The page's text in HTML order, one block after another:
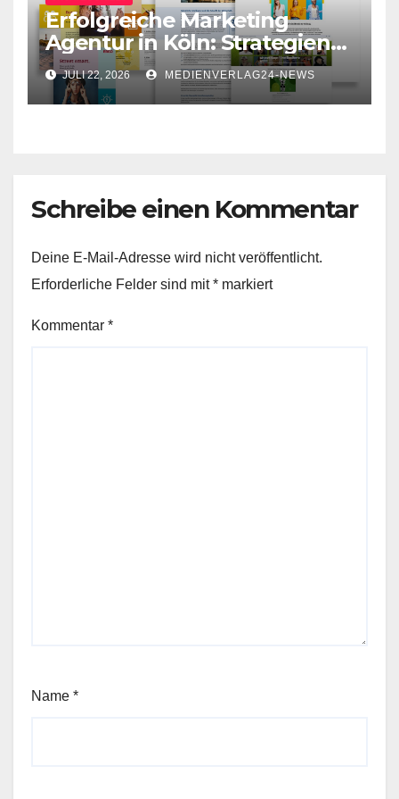
Erfolgreiche Marketing
Agentur in Köln: Strategien
für Ihr Unternehmen
JULI 22, 2026 MEDIENVERLAG24-NEWS
Schreibe einen Kommentar
Deine E-Mail-Adresse wird nicht veröffentlicht.
Erforderliche Felder sind mit* markiert
Kommentar *
Name *